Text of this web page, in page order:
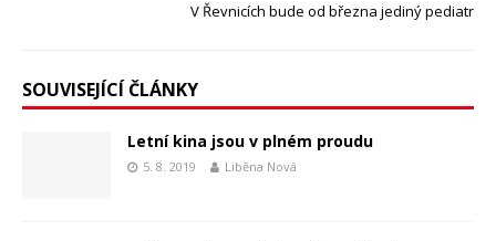
V Řevnicích bude od března jediný pediatr
SOUVISEJÍCÍ ČLÁNKY
Letní kina jsou v plném proudu
5. 8. 2019 Liběna Nová